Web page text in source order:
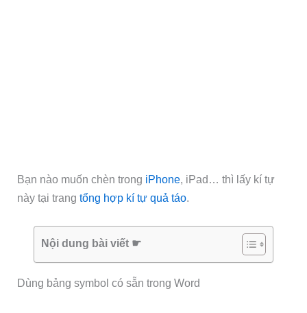
Bạn nào muốn chèn trong iPhone, iPad… thì lấy kí tự
này tại trangtổng hợp kí tự quả táo.
Nội dung bài viết ☛
Dùng bảng symbol có sẵn trong Word